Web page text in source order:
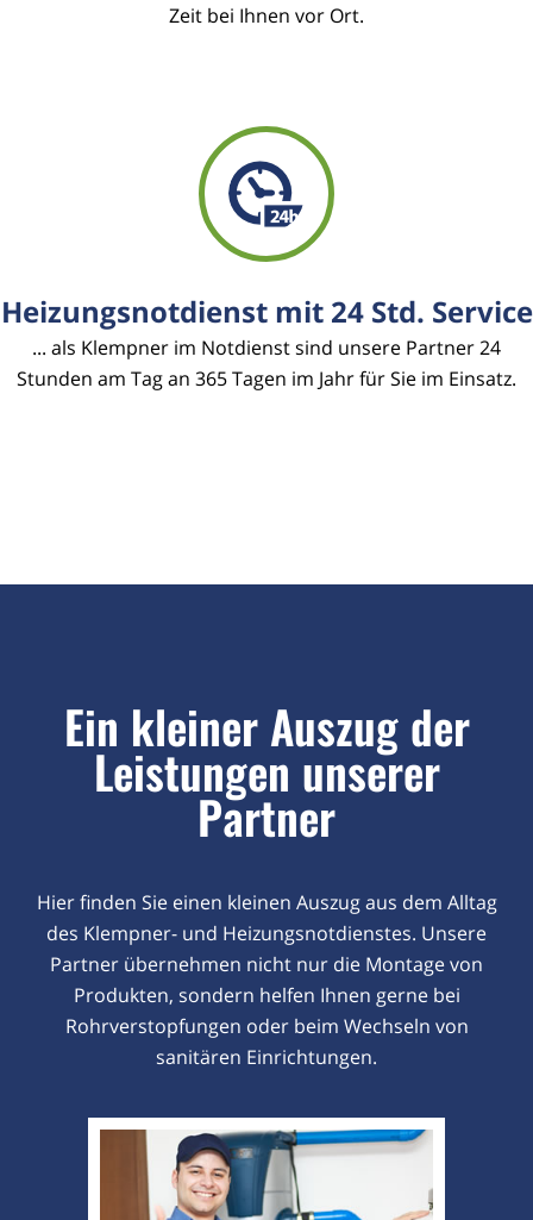
Zeit bei Ihnen vor Ort.
Heizungsnotdienst mit 24 Std. Service
... als Klempner im Notdienst sind unsere Partner 24
Stunden am Tag an 365 Tagen im Jahr für Sie im Einsatz.
Ein kleiner Auszug der
Leistungen unserer
Partner
Hier finden Sie einen kleinen Auszug aus dem Alltag
des Klempner- und Heizungsnotdienstes. Unsere
Partner übernehmen nicht nur die Montage von
Produkten, sondern helfen Ihnen gerne bei
Rohrverstopfungen oder beim Wechseln von
sanitären Einrichtungen.